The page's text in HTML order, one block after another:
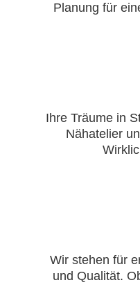
Planung für
Ihre Träume in
Nähatelier
Wir stehen für
und Qualität.